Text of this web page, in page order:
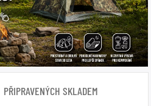
PŘIPRAVENÝCH SKLADEM